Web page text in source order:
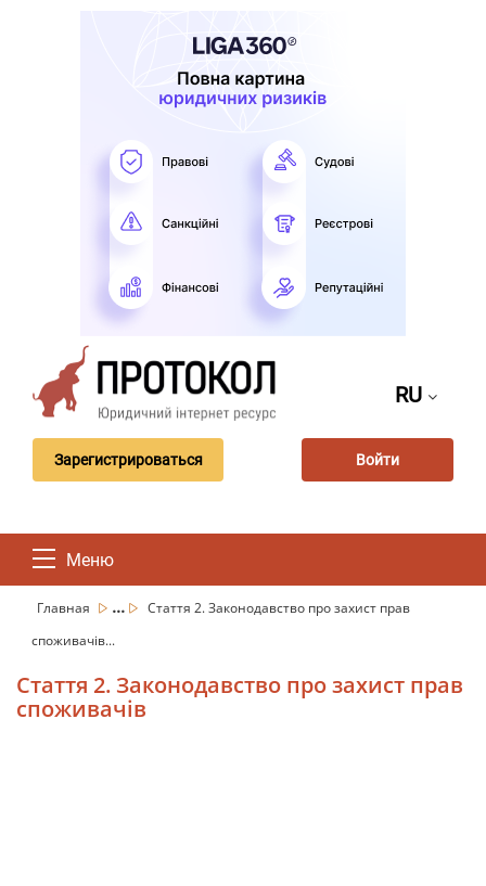
RU
Зарегистрироваться Войти
Меню
Главная ...
Стаття 2. Законодавство про захист прав
споживачів...
Стаття 2. Законодавство про захист прав
споживачів